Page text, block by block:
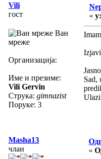
Vili
гост
Ван
мреже
Организација:
Име и презиме:
Vili Gervin
Струка: gimnazist
Поруке: 3
« у:
Sad,
Masha13
члан
«